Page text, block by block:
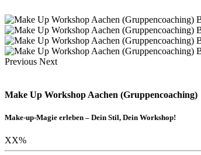
Previous Next
Make Up Workshop Aachen (Gruppencoaching)
Make-up-Magie erleben – Dein Stil, Dein Workshop!
XX%